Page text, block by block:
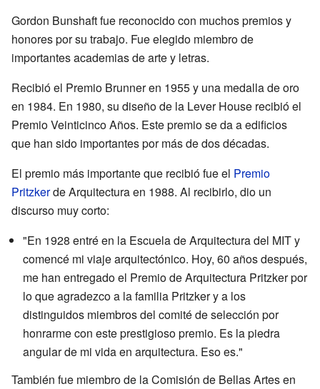
Gordon Bunshaft fue reconocido con muchos premios y
honores por su trabajo. Fue elegido miembro de
importantes academias de arte y letras.
Recibió el Premio Brunner en 1955 y una medalla de oro
en 1984. En 1980, su diseño de la Lever House recibió el
Premio Veinticinco Años. Este premio se da a edificios
que han sido importantes por más de dos décadas.
El premio más importante que recibió fue el Premio
Pritzkerde Arquitectura en 1988. Al recibirlo, dio un
discurso muy corto:
"En 1928 entré en la Escuela de Arquitectura del MIT y
comencé mi viaje arquitectónico. Hoy, 60 años después,
me han entregado el Premio de Arquitectura Pritzker por
lo que agradezco a la familia Pritzker y a los
distinguidos miembros del comité de selección por
honrarme con este prestigioso premio. Es la piedra
angular de mi vida en arquitectura. Eso es."
También fue miembro de la Comisión de Bellas Artes en